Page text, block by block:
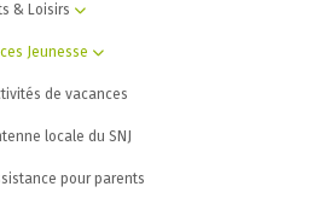
& Loisirs
Jeunesse
de vacances
locale du SNJ
pour parents